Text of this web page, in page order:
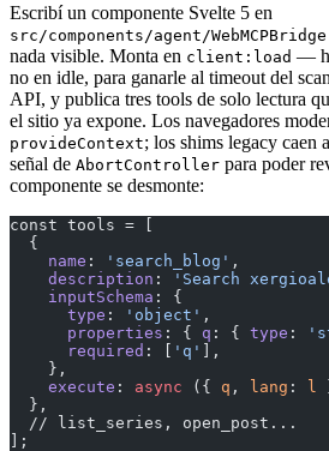
Escribí un componente Svelte 5 en
src/components/agent/
nada visible. Monta en client:load —
no en idle, para ganarle al timeout del
API, y publica tres tools de solo lectura
el sitio ya expone. Los navegadores
provideContext; los shims legacy caen a
señal de AbortController para poder
componente se desmonte:
const tools = [
  {
    name
: 'search_blog' ,
    description
:
'Search
    inputSchema
: {
      type
: 'object' ,
      properties
: { q : { type :
      required
: [ 'q' ],
    },
    execute
: async ({ q , lang : l
  },
  // list_series, open_post...
];